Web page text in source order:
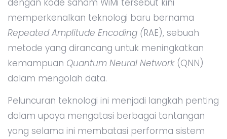
dengan kode saham WiMi tersebut kini
memperkenalkan teknologi baru bernama
Repeated Amplitude Encoding (RAE), sebuah
metode yang dirancang untuk meningkatkan
kemampuan Quantum Neural Network (QNN)
dalam mengolah data.
Peluncuran teknologi ini menjadi langkah penting
dalam upaya mengatasi berbagai tantangan
yang selama ini membatasi performa sistem